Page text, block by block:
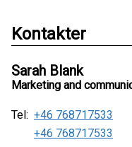
Kontakter
Sarah Blank
Marketing and
Tel: +46 768717533
+46 768717533